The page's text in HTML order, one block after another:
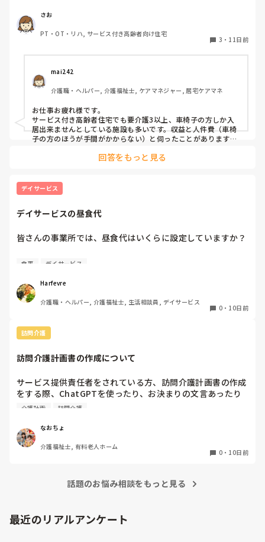
か関係してるのでしょうか？
さお
PT・OT・リハ, サービス付き高齢者向け住宅
3 ・ 11日前
mai242
介護職・ヘルパー, 介護福祉士, ケアマネジャー, 居宅ケアマネ
お仕事お疲れ様です。
サービス付き高齢者住宅でも要介護3以上、車椅子の方しか入
居出来ませんとしている施設も多いです。収益と人件費（車椅
子の方のほうが手間がかからない）と伺ったことがあります。
回答をもっと見る
デイサービス
デイサービスの昼食代
皆さんの事業所では、昼食代はいくらに設定していますか？
差し支えなければ、
• 昼食代
• おやつ代込みかどうか
• 手作り・委託・配食など食事の提供方法
も教えていただけると参考になります。
で同じ建物内に厨房があります。
食事 デイサービス
Harfevre
介護職・ヘルパー, 介護福祉士, 生活相談員, デイサービス
0・ 10日前
訪問介護
訪問介護計画書の作成について
サービス提供責任者をされている方、訪問介護計画書の作成
をする際、ChatGPTを使ったり、お決まりの文言あったり
しますか？
しまいます😰
介護計画 訪問介護
なおちょ
介護福祉士, 有料老人ホーム
0・ 10日前
話題のお悩み相談をもっと見る
最近のリアルアンケート